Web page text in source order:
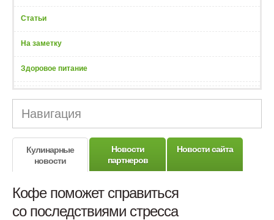
Статьи
На заметку
Здоровое питание
Навигация
Кулинарные
новости
Новости
партнеров
Новости сайта
Кофе поможет справиться
со последствиями стресса